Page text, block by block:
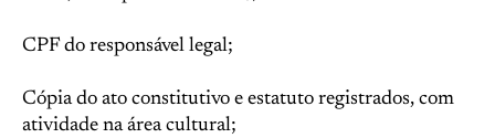
CPF do responsável legal;
Cópia do ato constitutivo e estatuto registrados, com
atividade na área cultural;